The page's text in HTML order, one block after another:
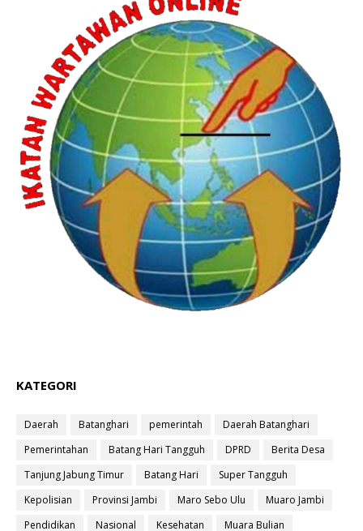
KATEGORI
Daerah Batanghari pemerintah
Daerah Batanghari
Pemerintahan
Batang Hari Tangguh DPRD
Berita Desa
Tanjung Jabung Timur
Batang Hari
Super Tangguh
Kepolisian
Provinsi Jambi Maro Sebo Ulu
Muaro Jambi
Pendidikan
Nasional Kesehatan
Muara Bulian